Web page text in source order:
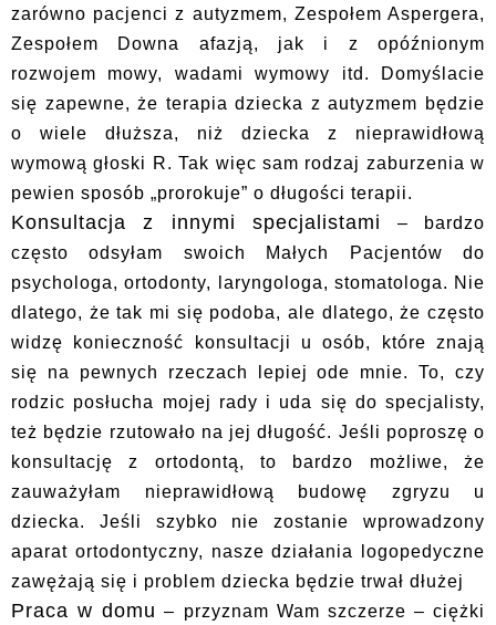
zarówno pacjenci z autyzmem, Zespołem Aspergera,
Zespołem Downa afazją, jak i z opóźnionym
rozwojem mowy, wadami wymowy itd. Domyślacie
się zapewne, że terapia dziecka z autyzmem będzie
o wiele dłuższa, niż dziecka z nieprawidłową
wymową głoski R. Tak więc sam rodzaj zaburzenia w
pewien sposób „prorokuje” o długości terapii.
Konsultacja z innymi specjalistami
– bardzo
często odsyłam swoich Małych Pacjentów do
psychologa, ortodonty, laryngologa, stomatologa. Nie
dlatego, że tak mi się podoba, ale dlatego, że często
widzę konieczność konsultacji u osób, które znają
się na pewnych rzeczach lepiej ode mnie. To, czy
rodzic posłucha mojej rady i uda się do specjalisty,
też będzie rzutowało na jej długość. Jeśli poproszę o
konsultację z ortodontą, to bardzo możliwe, że
zauważyłam nieprawidłową budowę zgryzu u
dziecka. Jeśli szybko nie zostanie wprowadzony
aparat ortodontyczny, nasze działania logopedyczne
zawężają się i problem dziecka będzie trwał dłużej
Praca w domu – przyznam Wam szczerze – ciężki